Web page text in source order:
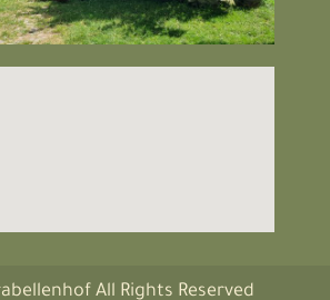
All Rights Reserved